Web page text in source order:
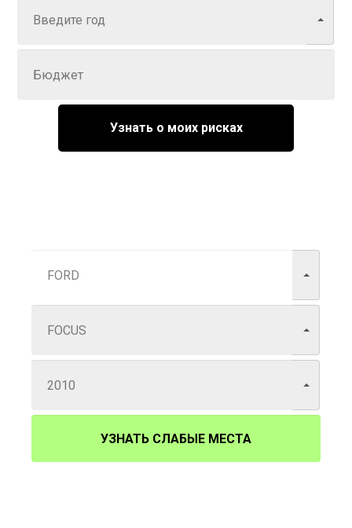
Узнать о моих рисках
УЗНАТЬ СЛАБЫЕ МЕСТА